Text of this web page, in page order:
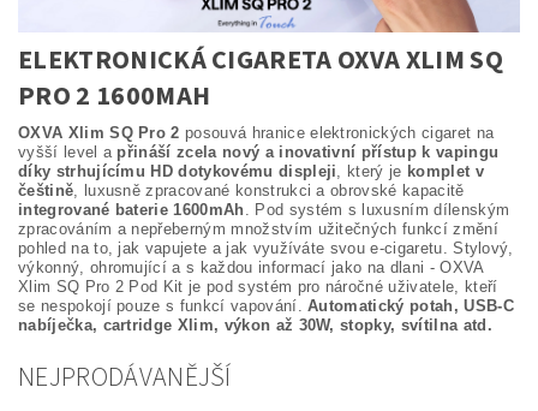
ELEKTRONICKÁ CIGARETA OXVA XLIM SQ
PRO 2 1600MAH
OXVA Xlim SQ Pro 2 posouvá hranice elektronických cigaret na
vyšší level a přináší zcela nový a inovativní přístup k vapingu
díky strhujícímu HD dotykovému displeji, který je komplet v
češtině, luxusně zpracované konstrukci a obrovské kapacitě
integrované baterie 1600mAh. Pod systém s luxusním dílenským
zpracováním a nepřeberným množstvím užitečných funkcí změní
pohled na to, jak vapujete a jak využíváte svou e-cigaretu. Stylový,
výkonný, ohromující a s každou informací jako na dlani - OXVA
Xlim SQ Pro 2 Pod Kit je pod systém pro náročné uživatele, kteří
se nespokojí pouze s funkcí vapování.Automatický potah, USB-C
nabíječka, cartridge Xlim, výkon až 30W, stopky, svítilna atd.
NEJPRODÁVANĚJŠÍ